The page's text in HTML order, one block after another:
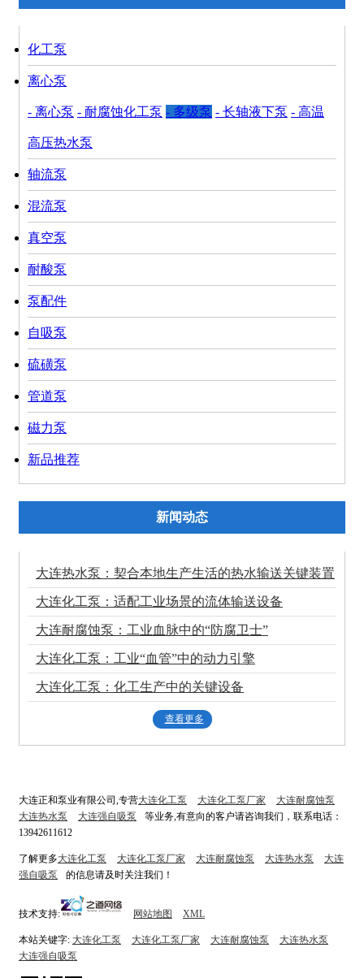
化工泵
离心泵
- 离心泵 - 耐腐蚀化工泵 - 多级泵 - 长轴液下泵 - 高温
高压热水泵
轴流泵
混流泵
真空泵
耐酸泵
泵配件
自吸泵
硫磺泵
管道泵
磁力泵
新品推荐
新闻动态
大连热水泵：契合本地生产生活的热水输送关键装置
大连化工泵：适配工业场景的流体输送设备
大连耐腐蚀泵：工业血脉中的“防腐卫士”
大连化工泵：工业“血管”中的动力引擎
大连化工泵：化工生产中的关键设备
查看更多
大连正和泵业有限公司,专营大连化工泵 大连化工泵厂家
大连耐腐蚀泵
大连热水泵
大连强自吸泵
等业务,有意向的客户请咨询我们，联系电话：
13942611612
了解更多大连化工泵 大连化工泵厂家 大连耐腐蚀泵 大连热水泵
大连
强自吸泵
的信息请及时关注我们！
技术支持: 网站地图 XML
本站关键字: 大连化工泵 大连化工泵厂家 大连耐腐蚀泵
大连热水泵
大连强自吸泵